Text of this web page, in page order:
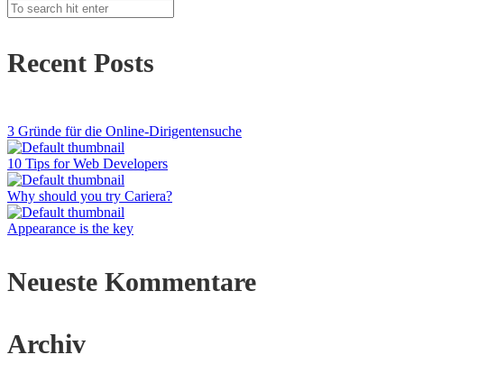
Recent Posts
3 Gründe für die Online-Dirigentensuche
10 Tips for Web Developers
Why should you try Cariera?
Appearance is the key
Neueste Kommentare
Archiv